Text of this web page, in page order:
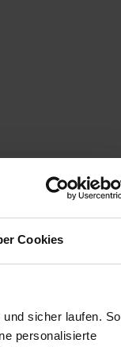
Cookies
sicher laufen. So
personalisierte